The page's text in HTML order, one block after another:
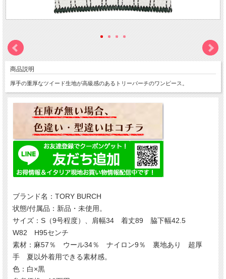
商品説明
厚手の重厚なツイード生地が高級感のあるトリーバーチのワンピース。
ブランド名：TORY BURCH
状態/付属品：新品・未使用。
サイズ：S（9号程度）、肩幅34 着丈89 脇下幅42.5
W82 H95センチ
素材：麻57％ ウール34％ ナイロン9％ 裏地あり 超厚
手 夏以外着用できる素材感。
色：白×黒